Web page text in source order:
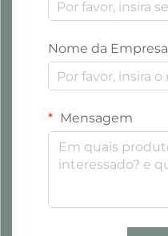
Nome da Empresa
Mensagem